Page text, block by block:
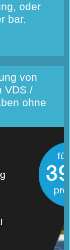
oder
bar.
von
VDS /
ohne